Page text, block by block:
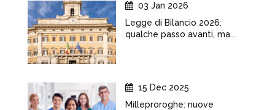
03 Jan 2026
Legge di Bilancio 2026:
qualche passo avanti, ma...
15 Dec 2025
Milleproroghe: nuove